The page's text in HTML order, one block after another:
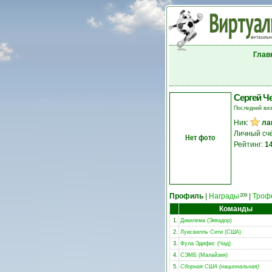
Нет фото
Сергей
Последний
Ник:
Личный
Рейтинг:
Профиль Награды 209
Команды
1. Дакилема (Эквадор)
2. Луисвилль Сити (США)
3. Фула Эдифис (Чад)
4. СЭМБ (Малайзия)
5. Сборная США (национальная)